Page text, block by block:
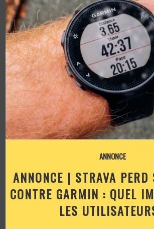
ANNONCE
ANNONCE | STRAVA PERD
CONTRE GARMIN : QUEL
LES